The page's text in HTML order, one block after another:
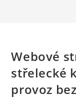
Webové
střelecké
provoz